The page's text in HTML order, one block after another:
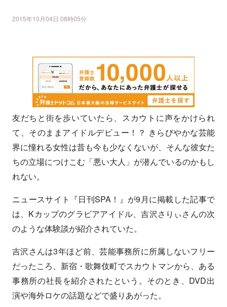
2015年10月04日 08時05分
友だちと街を歩いていたら、スカウトに声をかけられ
て、そのままアイドルデビュー！？ きらびやかな芸能
界に憧れる女性は昔も今も少なくないが、そんな彼女た
ちの立場につけこむ「悪い大人」が潜んでいるのかもし
れない。
ニュースサイト『日刊SPA！』が9月に掲載した記事で
は、Kカップのグラビアアイドル、吉沢さりぃさんの次
のような体験談が紹介されていた。
吉沢さんは3年ほど前、芸能事務所に所属しないフリー
だったころ、新宿・歌舞伎町でスカウトマンから、ある
事務所の社長を紹介されたという。そのとき、DVD出
演や海外ロケの話題などで盛りあがった。